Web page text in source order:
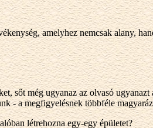
amelyhez nemcsak alany,
sőt még ugyanaz az olvasó ugyanazt
- a megfigyelésnek többféle
létrehozna egy-egy épületet?